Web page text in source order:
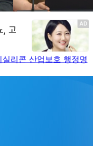
리콘 산업보호 행정명